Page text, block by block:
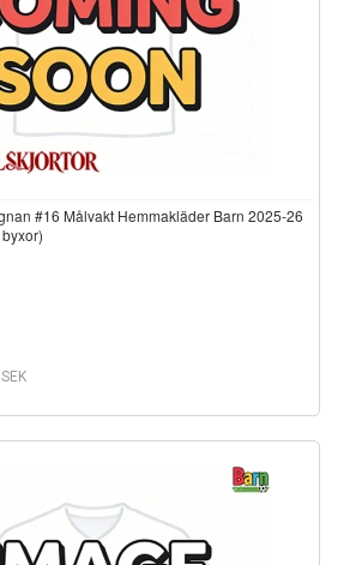
#16 Målvakt Hemmakläder Barn 2025-26